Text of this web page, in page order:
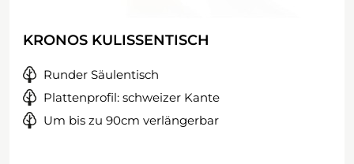
KRONOS KULISSENTISCH
Runder Säulentisch
Plattenprofil: schweizer Kante
Um bis zu 90cm verlängerbar